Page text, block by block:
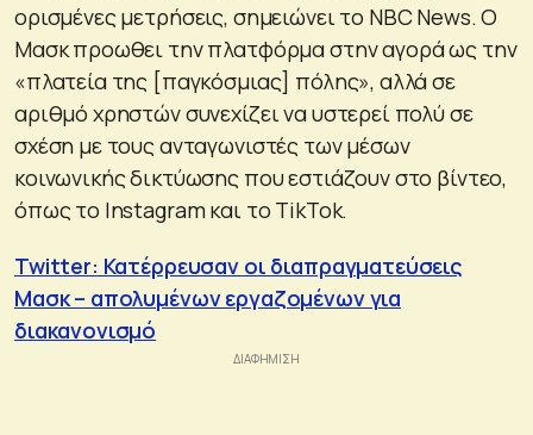
ορισμένες μετρήσεις, σημειώνει το NBC News. Ο
Μασκ προωθει την πλατφόρμα στην αγορά ως την
«πλατεία της [παγκόσμιας] πόλης», αλλά σε
αριθμό χρηστών συνεχίζει να υστερεί πολύ σε
σχέση με τους ανταγωνιστές των μέσων
κοινωνικής δικτύωσης που εστιάζουν στο βίντεο,
όπως το Instagram και το TikTok.
Twitter: Κατέρρευσαν οι διαπραγματεύσεις
Μασκ – απολυμένων εργαζομένων για
διακανονισμό